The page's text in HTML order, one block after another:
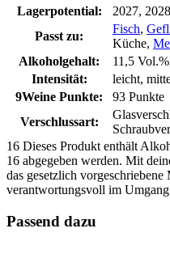
Lagerpotential:
2027,
Passt zu:
Fisch,
Küche,
Alkoholgehalt:
11,5
Intensität:
leicht,
9Weine Punkte:
93 Punkte
Verschlussart:
16 Dieses Produkt enthält
16 abgegeben werden. Mit
das gesetzlich
verantwortungsvoll im
Passend dazu